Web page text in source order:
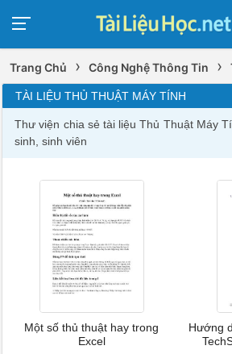
Trang Chủ › Công Nghệ Thông Tin ›
TÀI LIỆU THỦ THUẬT MÁY TÍNH
Thư viện chia sẻ tài liệu Thủ Thuật Máy
sinh, sinh viên
Một số thủ thuật hay trong
Excel
Hướng